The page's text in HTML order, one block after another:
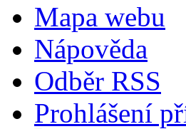
Mapa webu
Nápověda
Odběr RSS
Prohlášení